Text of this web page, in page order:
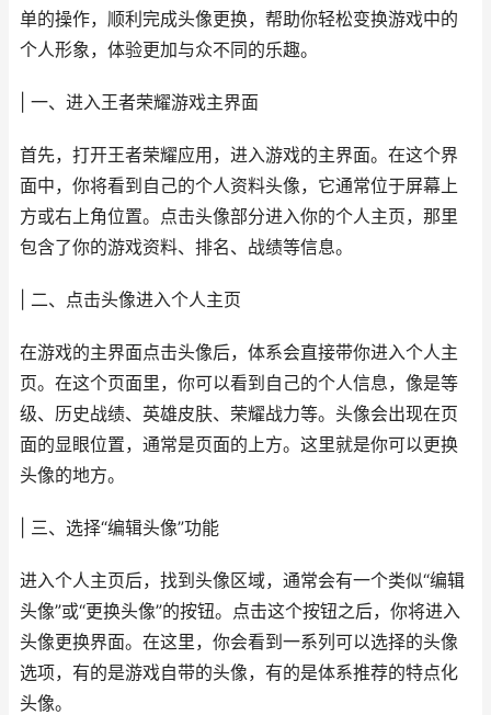
单的操作，顺利完成头像更换，帮助你轻松变换游戏中的
个人形象，体验更加与众不同的乐趣。
| 一、进入王者荣耀游戏主界面
首先，打开王者荣耀应用，进入游戏的主界面。在这个界
面中，你将看到自己的个人资料头像，它通常位于屏幕上
方或右上角位置。点击头像部分进入你的个人主页，那里
包含了你的游戏资料、排名、战绩等信息。
| 二、点击头像进入个人主页
在游戏的主界面点击头像后，体系会直接带你进入个人主
页。在这个页面里，你可以看到自己的个人信息，像是等
级、历史战绩、英雄皮肤、荣耀战力等。头像会出现在页
面的显眼位置，通常是页面的上方。这里就是你可以更换
头像的地方。
| 三、选择“编辑头像”功能
进入个人主页后，找到头像区域，通常会有一个类似“编辑
头像”或“更换头像”的按钮。点击这个按钮之后，你将进入
头像更换界面。在这里，你会看到一系列可以选择的头像
选项，有的是游戏自带的头像，有的是体系推荐的特点化
头像。